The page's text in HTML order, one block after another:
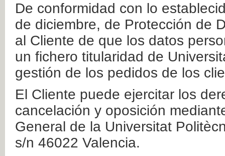
De conformidad con lo
de diciembre, de Protección de
al Cliente de que los datos
un fichero titularidad de
gestión de los pedidos de los
El Cliente puede ejercitar los
cancelación y oposición
General de la Universitat
s/n 46022 Valencia.